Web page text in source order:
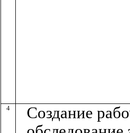
4
Создание